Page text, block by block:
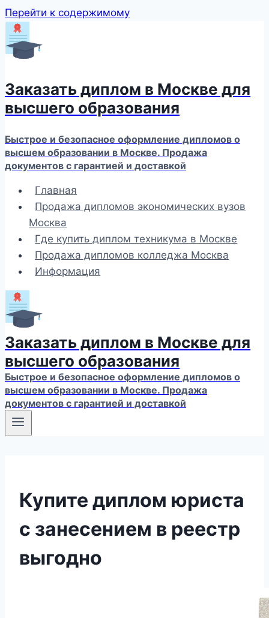
Перейти к содержимому
Заказать диплом в Москве для
высшего образования
Быстрое и безопасное оформление дипломов о
высшем образовании в Москве. Продажа
документов с гарантией и доставкой
Главная
Продажа дипломов экономических вузов
Москва
Где купить диплом техникума в Москве
Продажа дипломов колледжа Москва
Информация
Заказать диплом в Москве для
высшего образования
Быстрое и безопасное оформление дипломов о
высшем образовании в Москве. Продажа
документов с гарантией и доставкой
Купите диплом юриста
с занесением в реестр
выгодно